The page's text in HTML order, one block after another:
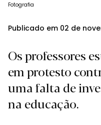
Fotografia
Publicado em 02 de
Os professores
em protesto
uma falta de
na educação.